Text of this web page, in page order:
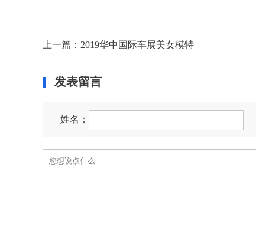
上一篇：2019华中国际车展美女模特
发表留言
姓名：